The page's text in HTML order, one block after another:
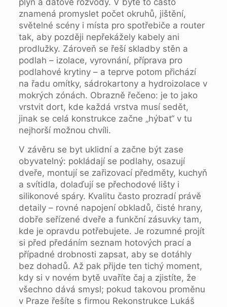
plyn a datové rozvody. V bytě to často
znamená promyslet počet okruhů, jištění,
světelné scény i místa pro spotřebiče a router
tak, aby později nepřekážely kabely ani
prodlužky. Zároveň se řeší skladby stěn a
podlah – izolace, vyrovnání, příprava pro
podlahové krytiny – a teprve potom přichází
na řadu omítky, sádrokartony a hydroizolace v
mokrých zónách. Obrazně řečeno: je to jako
vrstvit dort, kde každá vrstva musí sedět,
jinak se celá konstrukce začne „hýbat“ v tu
nejhorší možnou chvíli.
V závěru se byt uklidní a začne být zase
obyvatelný: pokládají se podlahy, osazují
dveře, montují se zařizovací předměty, kuchyň
a svítidla, dolaďují se přechodové lišty i
silikonové spáry. Kvalitu často prozradí právě
detaily – rovné napojení obkladů, čisté hrany,
dobře seřízené dveře a funkční zásuvky tam,
kde je opravdu potřebujete. Je rozumné projít
si před předáním seznam hotových prací a
případné drobnosti zapsat, aby se dotáhly
bez dohadů. Až pak přijde ten tichý moment,
kdy si v novém bytě uvaříte čaj a zjistíte, že
všechno dává smysl; pokud takovou proměnu
v Praze řešíte s firmou Rekonstrukce Lukáš